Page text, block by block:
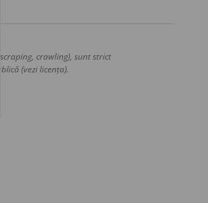
crawling), sunt strict
(vezi licența).